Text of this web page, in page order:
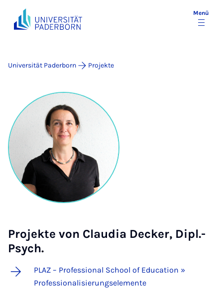
Menü
Universität Paderborn Projekte
Projekte von Claudia Decker, Dipl.-
Psych.
PLAZ – Professional School of Education »
Professionalisierungselemente